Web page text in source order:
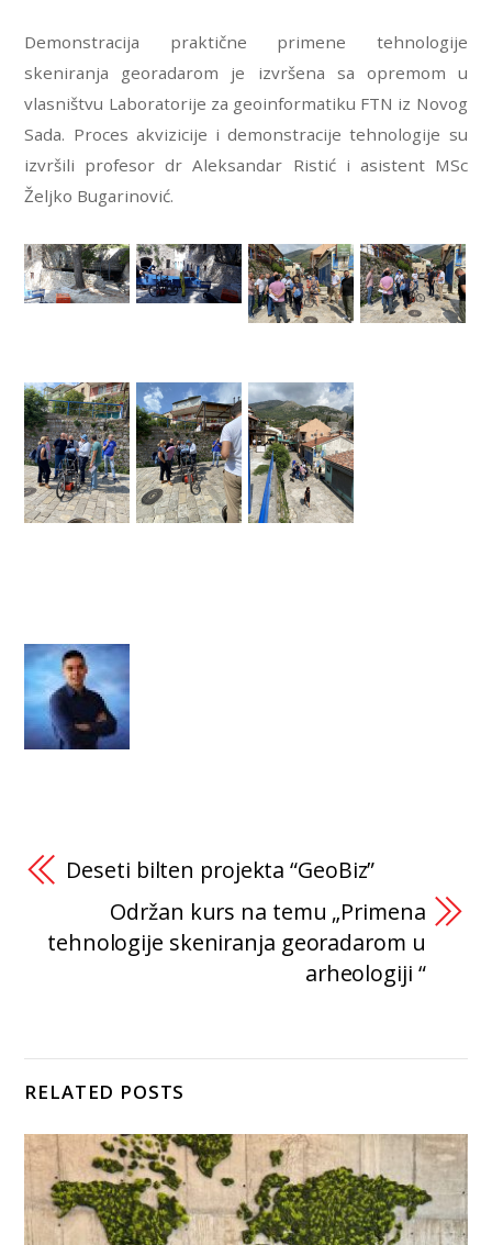
Demonstracija praktične primene tehnologije
skeniranja georadarom je izvršena sa opremom u
vlasništvu Laboratorije za geoinformatiku FTN iz Novog
Sada. Proces akvizicije i demonstracije tehnologije su
izvršili profesor dr Aleksandar Ristić i asistent MSc
Željko Bugarinović.
Deseti bilten projekta “GeoBiz”
Održan kurs na temu „Primena
tehnologije skeniranja georadarom u
arheologiji “
RELATED POSTS